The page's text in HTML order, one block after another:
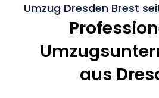
Umzug Dresden Brest
aus